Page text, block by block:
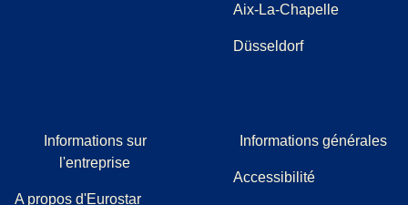
Aix-La-Chapelle
Düsseldorf
Informations sur
l'entreprise
A propos d'Eurostar
Informations générales
Accessibilité